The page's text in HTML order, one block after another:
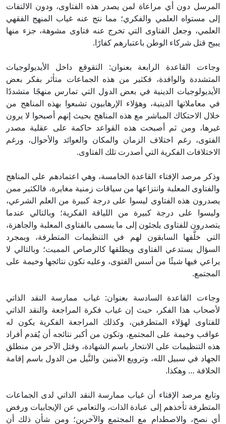
المرسل دون أي مراعاة لمن يصدر هذه الفتاوى، ودون الالتفات
إلى مستواه العلمي والفكري؛ مما نتج عنه غياب المنهج الفقهي
العلمي، وجعل الفتاوى التي تخرج عنه فتاوى مشوهة، جزء منها
يبيح قتل شركاء الوطن باعتبارهم كفارًا.
وجاءت القاعدة الرابعة بعنوان: التقوقع داخل الأيديولوجيات
المتشددة والوافدة، فكثير من هذه الجماعات متأثر بفكر بعض
الأيديولوجيات الدينية في بعض الدول التي تمارس منهجًا متشددًا
في معاملاتها الدينية، وهؤلاء الإرهابيون تشبعوا بهذه المناهج من
خلال الاحتكاك المباشر مع هذه المناهج بحيث إنهم أصبحوا لا يرون
غيرها، ومن ثم أصبحت هذه القواعد حاكمة على عقلية مصدر
الفتوى، رغم اختلاف الزمان والمكان والعوائد والأحوال، ورغم
الاختلافات الفكرية التي أصدرت تلك الفتاوى.
وذكر مرصد الإفتاء القاعدة الخامسة، وهي اعتمادهم على المناهج
والفتاوى المعلبة وانتزاعها من سياقات زمنية مغايرة، فالكثير ممن
يصدرون هذه الفتاوى ليسوا على درجة كبيرة من العلم الشرعي،
وليسوا على درجة كبيرة من اللياقة الفكرية؛ وبالتالي عندما
يتصدرون للفتاوى يلجئون إلى ما يسمى بالفتاوى المعلبة والجاهزة،
التي خلَّفها السابقون لهم في التنظيمات المتطرفة، وبمجرد
السؤال يستدعي الفتاوى ويطلقها كالرصاص المميت؛ وبالتالي لا
يراعي فيها شيئًا من أسس الفتوى، وعليه تكون نتائجها وخيمة على
المجتمع.
وجاءت القاعدة السادسة بعنوان: غياب ممارسة النقد الذاتي
لأصحاب هذا الفكر، حيث إن غياب فكرة المراجعة والنقد الذاتي
للفتاوى لهؤلاء المتطرفين، وكذلك المراجعة الفكرية يكون له
عواقب وخيمة على المجتمع، وتكون من أكبر نتائجه أن يُقدم أفراد
هذه التنظيمات على الانتحار باسم الشهادة، وقتل الآخر من منطلق
الجهاد في سبيل الله، وترويع الآمنين والنَّيل من الدول باسم إقامة
الخلافة … وهكذا.
وتابع مرصد الإفتاء أن غياب ممارسة النقد الذاتي لدى الجماعات
المتطرفة تأخذهم إلى عبادة الذات، والتعامي عن الإيجابيات ورفض
أي نصح، والاصطدام مع المجتمع والآخرين؛ ومن شأن ذلك أن